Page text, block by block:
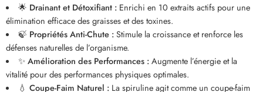
🌟 Drainant et Détoxifiant :Enrichi en 10 extraits actifs pour une
élimination efficace des graisses et des toxines.
🍃 Propriétés Anti-Chute :Stimule la croissance et renforce les
défenses naturelles de l’organisme.
✨Amélioration des Performances :Augmente l’énergie et la
vitalité pour des performances physiques optimales.
💧 Coupe-Faim Naturel :La spiruline agit comme un coupe-faim